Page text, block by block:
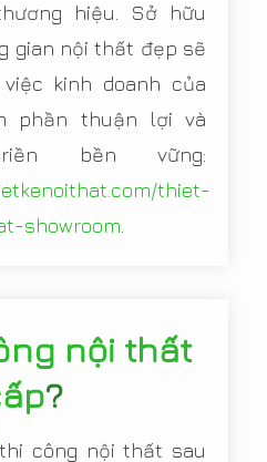
hiệu. Sở hữu
gian nội thất đẹp sẽ
kinh doanh của
phần thuận lợi và
bền vững:
thiet-
showroom.
nội thất
?
công nội thất sau